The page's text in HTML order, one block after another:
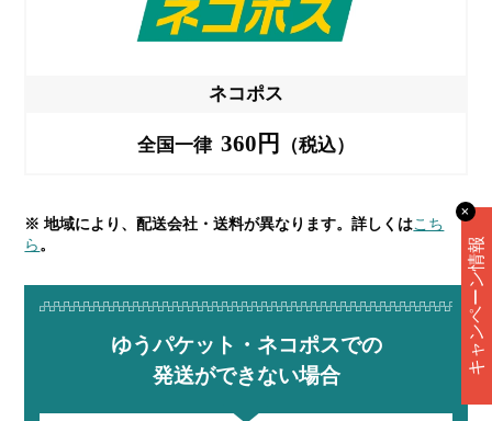
ネコポス
全国一律 360円 （税込）
※ 地域により、配送会社・送料が異なります。詳しくはこち
ら 。
ゆうパケット・ネコポスでの
発送ができない場合
✕
キャンペーン情報